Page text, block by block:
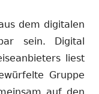
dem digitalen
sein. Digital
liest
Gruppe
auf den